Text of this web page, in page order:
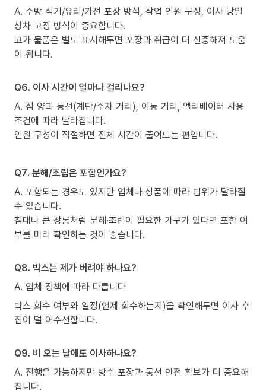
A. 주방 식기/유리/가전 포장 방식, 작업 인원 구성, 이사 당일
상차 고정 방식이 중요합니다.
고가 물품은 별도 표시해두면 포장과 취급이 더 신중해져 도움
이 됩니다.
Q6. 이사 시간이 얼마나 걸리나요?
A. 짐 양과 동선(계단/주차 거리), 이동 거리, 엘리베이터 사용
조건에 따라 달라집니다.
인원 구성이 적절하면 전체 시간이 줄어드는 편입니다.
Q7. 분해/조립은 포함인가요?
A. 포함되는 경우도 있지만 업체나 상품에 따라 범위가 달라질
수 있습니다.
침대나 큰 장롱처럼 분해·조립이 필요한 가구가 있다면 포함 여
부를 미리 확인하는 것이 좋습니다.
Q8. 박스는 제가 버려야 하나요?
A. 업체 정책에 따라 다릅니다
박스 회수 여부와 일정(언제 회수하는지)을 확인해두면 이사 후
집이 덜 어수선합니다.
Q9. 비 오는 날에도 이사하나요?
A. 진행은 가능하지만 방수 포장과 동선 안전 확보가 더 중요해
집니다.